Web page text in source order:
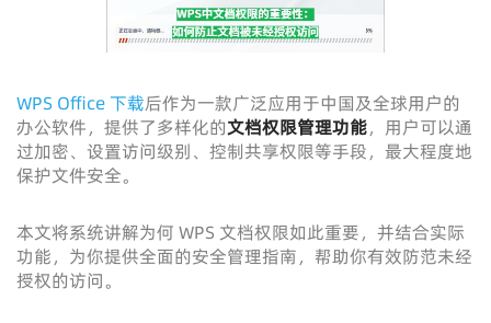
WPS Office 下载后作为一款广泛应用于中国及全球用户的
办公软件，提供了多样化的文档权限管理功能，用户可以通
过加密、设置访问级别、控制共享权限等手段，最大程度地
保护文件安全。
本文将系统讲解为何 WPS 文档权限如此重要，并结合实际
功能，为你提供全面的安全管理指南，帮助你有效防范未经
授权的访问。